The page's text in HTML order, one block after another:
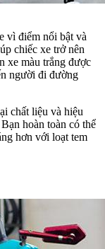
vì điểm nổi bật và
chiếc xe trở nên
xe màu trắng được
người đi đường
chất liệu và hiệu
hoàn toàn có thể
hơn với loạt tem